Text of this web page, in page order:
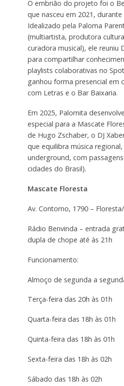
O embrião do projeto foi o
que nasceu em 2021,
Idealizado pela Paloma
(multiartista, produtora
curadora musical), ele reuniu
para compartilhar
playlists colaborativas no
ganhou forma presencial em
com Letras e o Bar Baixaria.
Em 2025, Palomita
especial para a Mascate
de Hugo Zschaber, o DJ
que equilibra música
underground, com
cidades do Brasil).
Mascate Floresta
Av. Contorno, 1790 –
Rádio Benvinda – entrada
dupla de chope até às 21h
Funcionamento:
Almoço de segunda a
Terça-feira das 20h às 01h
Quarta-feira das 18h às 01h
Quinta-feira das 18h às 01h
Sexta-feira das 18h às 02h
Sábado das 18h às 02h